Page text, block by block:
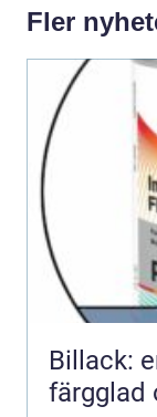
Fler
Billack:
färgglad